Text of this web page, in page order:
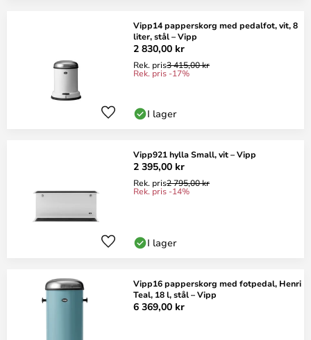
Vipp14 papperskorg med pedalfot, vit, 8
liter, stål – Vipp
2 830,00 kr
Rek. pris3 415,00 kr
Rek. pris -17%
I lager
Vipp921 hylla Small, vit – Vipp
2 395,00 kr
Rek. pris2 795,00 kr
Rek. pris -14%
I lager
Vipp16 papperskorg med fotpedal, Henri
Teal, 18 l, stål – Vipp
6 369,00 kr